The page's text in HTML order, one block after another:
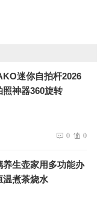
迷你自拍杆2026
神器360旋转
0 0
生壶家用多功能办
温煮茶烧水